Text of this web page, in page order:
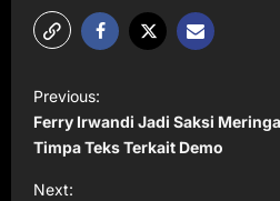
o
s
t
Previous:
Ferry Irwandi Jadi Saksi
Timpa Teks Terkait Demo
Next: